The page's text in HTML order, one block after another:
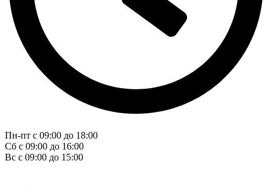
Пн-пт с 09:00 до 18:00
Сб с 09:00 до 16:00
Вс с 09:00 до 15:00